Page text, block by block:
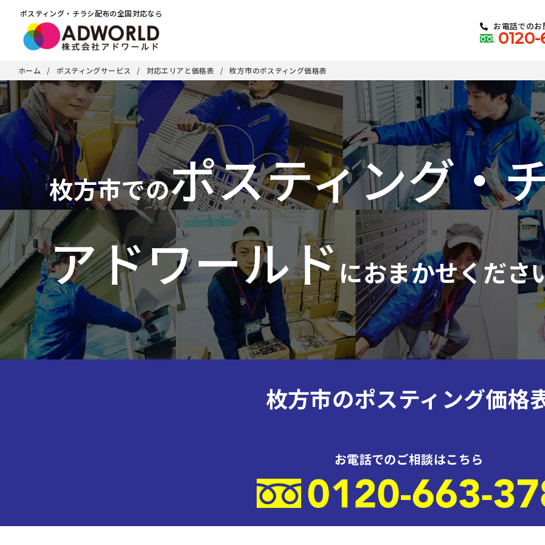
ポスティング・チラシ配布の全国対応なら
お電話での
ホーム ポスティングサービス 対応エリアと価格表 枚方市のポスティング価格表
枚方市でのポスティング・
アドワールドにおまかせくださ
枚方市のポスティング価格
お電話でのご相談はこちら